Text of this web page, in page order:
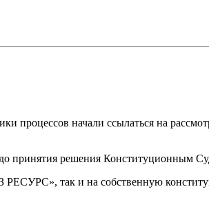
процессов начали ссылаться на
принятия решения Конституционным
РЕСУРС», так и на собственную